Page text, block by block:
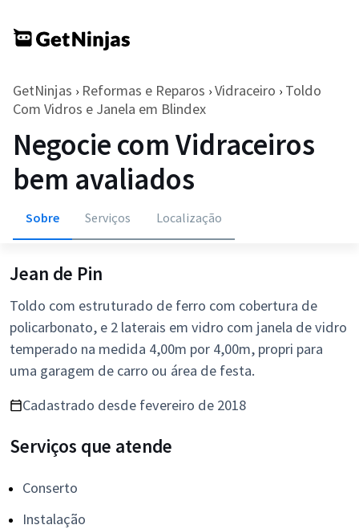
GetNinjas › Reformas e Reparos › Vidraceiro › Toldo
Com Vidros e Janela em Blindex
Negocie com Vidraceiros
bem avaliados
Sobre Serviços Localização
Jean de Pin
Toldo com estruturado de ferro com cobertura de
policarbonato, e 2 laterais em vidro com janela de vidro
temperado na medida 4,00m por 4,00m, propri para
uma garagem de carro ou área de festa.
Cadastrado desde fevereiro de 2018
Serviços que atende
Conserto
Instalação